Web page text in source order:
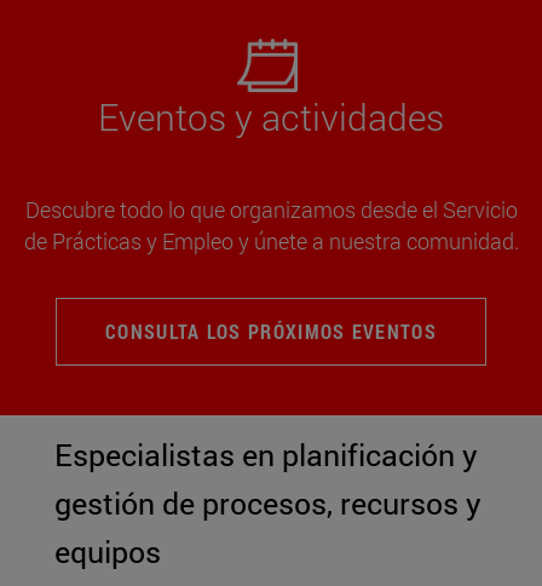
Eventos y actividades
Descubre todo lo que organizamos desde el Servicio
de Prácticas y Empleo y únete a nuestra comunidad.
CONSULTA LOS PRÓXIMOS EVENTOS
Especialistas en planificación y
gestión de procesos, recursos y
equipos